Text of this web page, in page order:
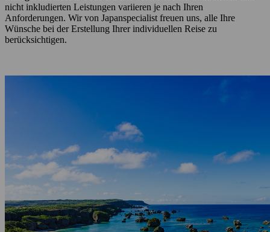
nicht inkludierten Leistungen variieren je nach Ihren
Anforderungen. Wir von Japanspecialist freuen uns, alle Ihre
Wünsche bei der Erstellung Ihrer individuellen Reise zu
berücksichtigen.